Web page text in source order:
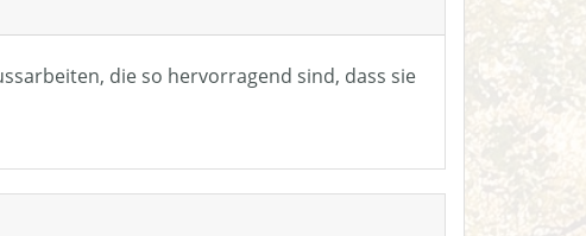
die so hervorragend sind, dass sie